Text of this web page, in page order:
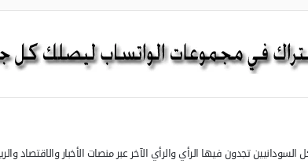
تجدون فيها الرأي والرأي الآخر عبر منصات الأخبار والاقتصاد